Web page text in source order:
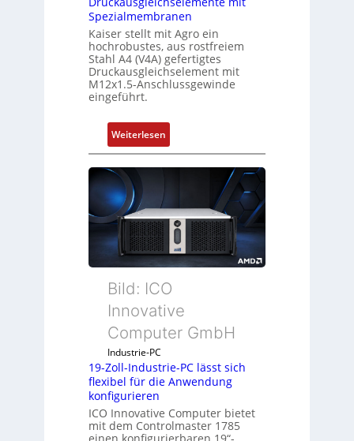
Spezialmembranen
Kaiser stellt mit Agro ein
hochrobustes, aus rostfreiem
Stahl A4 (V4A) gefertigtes
Druckausgleichselement mit
M12x1.5-Anschlussgewinde
eingeführt.
Weiterlesen:
D
r
k
s
g
e
i
h
s
e
Bild: ICO
Innovative
Computer GmbH
Industrie-PC
19-Zoll-Industrie-PC lässt sich
flexibel für die Anwendung
konfigurieren
ICO Innovative Computer bietet
mit dem Controlmaster 1785